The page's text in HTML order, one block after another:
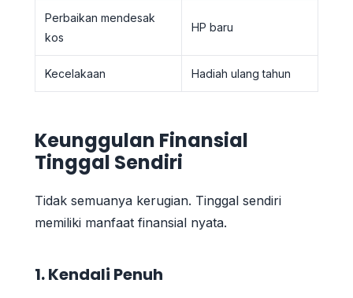
Perbaikan mendesak
kos
HP baru
Kecelakaan Hadiah ulang tahun
Keunggulan Finansial
Tinggal Sendiri
Tidak semuanya kerugian. Tinggal sendiri
memiliki manfaat finansial nyata.
1. Kendali Penuh